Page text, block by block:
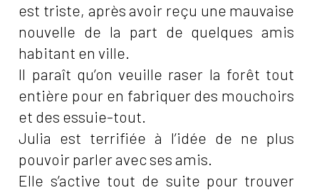
est triste, après avoir reçu une mauvaise
nouvelle de la part de quelques amis
habitant en ville.
Il paraît qu’on veuille raser la forêt tout
entière pour en fabriquer des mouchoirs
et des essuie-tout.
Julia est terrifiée à l’idée de ne plus
pouvoir parler avec ses amis.
Elle s’active tout de suite pour trouver